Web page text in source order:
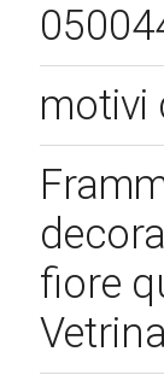
motivi
fiore